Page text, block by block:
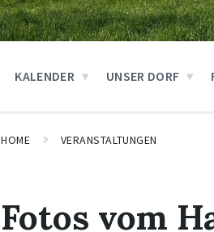
KALENDER UNSER DORF
HOME VERANSTALTUNGEN
Fotos vom